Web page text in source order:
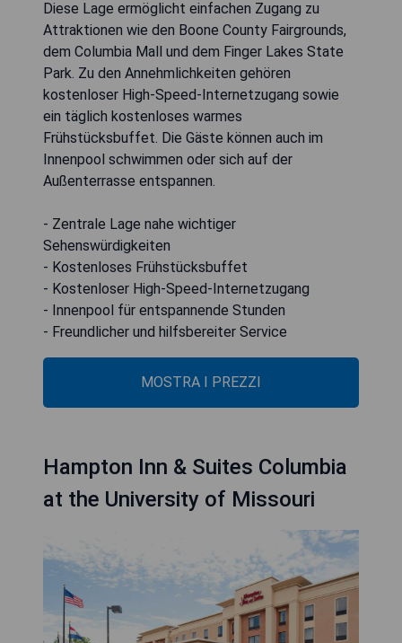
Diese Lage ermöglicht einfachen Zugang zu
Attraktionen wie den Boone County Fairgrounds,
dem Columbia Mall und dem Finger Lakes State
Park. Zu den Annehmlichkeiten gehören
kostenloser High-Speed-Internetzugang sowie
ein täglich kostenloses warmes
Frühstücksbuffet. Die Gäste können auch im
Innenpool schwimmen oder sich auf der
Außenterrasse entspannen.
- Zentrale Lage nahe wichtiger
Sehenswürdigkeiten
- Kostenloses Frühstücksbuffet
- Kostenloser High-Speed-Internetzugang
- Innenpool für entspannende Stunden
- Freundlicher und hilfsbereiter Service
MOSTRA I PREZZI
Hampton Inn & Suites Columbia
at the University of Missouri